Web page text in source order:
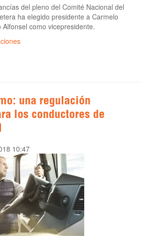
del pleno del Comité Nacional del
ha elegido presidente a Carmelo
como vicepresidente.
una regulación
los conductores de
10:47